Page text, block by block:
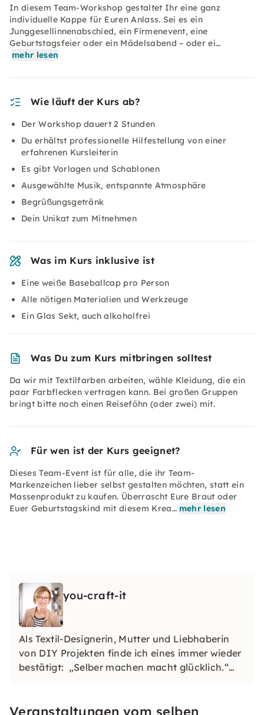
In diesem Team-Workshop gestaltet Ihr eine ganz
individuelle Kappe für Euren Anlass. Sei es ein
Junggesellinnenabschied, ein Firmenevent, eine
Geburtstagsfeier oder ein Mädelsabend – oder ei…
mehr lesen
Wie läuft der Kurs ab?
Der Workshop dauert 2 Stunden
Du erhältst professionelle Hilfestellung von einer
erfahrenen Kursleiterin
Es gibt Vorlagen und Schablonen
Ausgewählte Musik, entspannte Atmosphäre
Begrüßungsgetränk
Dein Unikat zum Mitnehmen
Was im Kurs inklusive ist
Eine weiße Baseballcap pro Person
Alle nötigen Materialien und Werkzeuge
Ein Glas Sekt, auch alkoholfrei
Was Du zum Kurs mitbringen solltest
Da wir mit Textilfarben arbeiten, wähle Kleidung, die ein
paar Farbflecken vertragen kann. Bei großen Gruppen
bringt bitte noch einen Reiseföhn (oder zwei) mit.
Für wen ist der Kurs geeignet?
Dieses Team-Event ist für alle, die ihr Team-
Markenzeichen lieber selbst gestalten möchten, statt ein
Massenprodukt zu kaufen. Überrascht Eure Braut oder
Euer Geburtstagskind mit diesem Krea… mehr lesen
you-craft-it
Als Textil-Designerin, Mutter und Liebhaberin
von DIY Projekten finde ich eines immer wieder
bestätigt: „Selber machen macht glücklich.“
Freunden heraus, welches Projekt Euch am
Veranstaltungen vom selben